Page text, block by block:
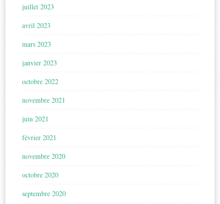
juillet 2023
avril 2023
mars 2023
janvier 2023
octobre 2022
novembre 2021
juin 2021
février 2021
novembre 2020
octobre 2020
septembre 2020